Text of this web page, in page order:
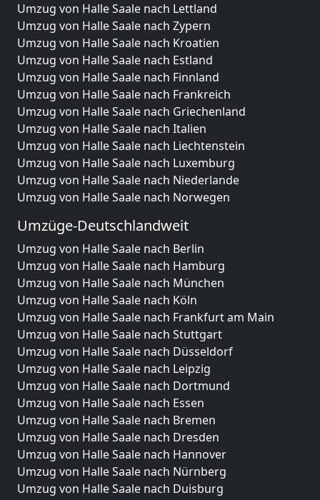
Umzug von Halle Saale nach Lettland
Umzug von Halle Saale nach Zypern
Umzug von Halle Saale nach Kroatien
Umzug von Halle Saale nach Estland
Umzug von Halle Saale nach Finnland
Umzug von Halle Saale nach Frankreich
Umzug von Halle Saale nach Griechenland
Umzug von Halle Saale nach Italien
Umzug von Halle Saale nach Liechtenstein
Umzug von Halle Saale nach Luxemburg
Umzug von Halle Saale nach Niederlande
Umzug von Halle Saale nach Norwegen
Umzüge-Deutschlandweit
Umzug von Halle Saale nach Berlin
Umzug von Halle Saale nach Hamburg
Umzug von Halle Saale nach München
Umzug von Halle Saale nach Köln
Umzug von Halle Saale nach Frankfurt am Main
Umzug von Halle Saale nach Stuttgart
Umzug von Halle Saale nach Düsseldorf
Umzug von Halle Saale nach Leipzig
Umzug von Halle Saale nach Dortmund
Umzug von Halle Saale nach Essen
Umzug von Halle Saale nach Bremen
Umzug von Halle Saale nach Dresden
Umzug von Halle Saale nach Hannover
Umzug von Halle Saale nach Nürnberg
Umzug von Halle Saale nach Duisburg